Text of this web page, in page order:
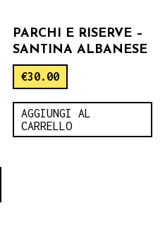
PARCHI E RISERVE –
SANTINA ALBANESE
€30.00
AGGIUNGI AL
CARRELLO